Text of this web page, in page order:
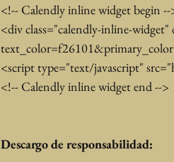
<!-- Calendly inline widget begin --
<div class="calendly-inline-
<script type="text/javascript"
<!-- Calendly inline widget end -->
Descargo de responsabilidad: